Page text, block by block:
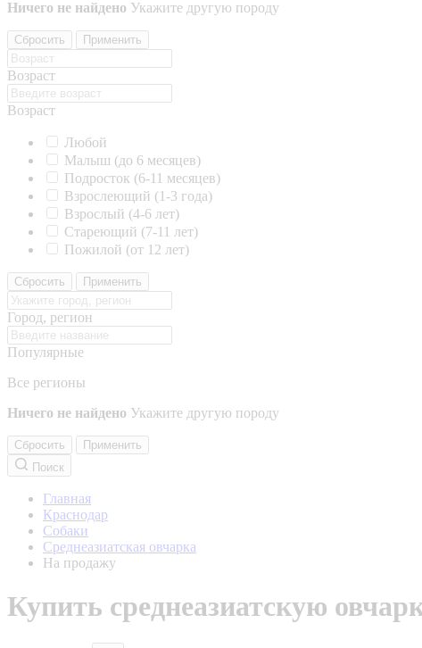
Ничего не найдено Укажите другую породу
Сбросить Применить
Возраст
Возраст
Любой
Малыш (до 6 месяцев)
Подросток (6-11 месяцев)
Взрослеющий (1-3 года)
Взрослый (4-6 лет)
Стареющий (7-11 лет)
Пожилой (от 12 лет)
Сбросить Применить
Город, регион
Популярные
Все регионы
Ничего не найдено Укажите другую породу
Сбросить
Применить
Поиск
Главная
Краснодар
Собаки
Среднеазиатская овчарка
На продажу
Купить среднеазиатскую